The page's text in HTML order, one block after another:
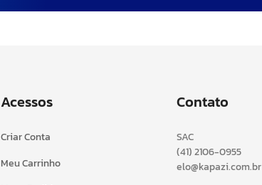
Acessos
Criar Conta
Meu Carrinho
Contato
SAC
(41) 2106-0955
elo@kapazi.com.br